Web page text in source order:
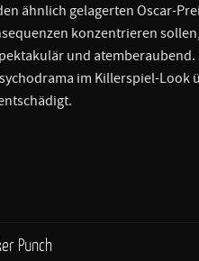
ähnlich gelagerten Oscar-
konzentrieren
und
im Killerspiel-Look
Punch